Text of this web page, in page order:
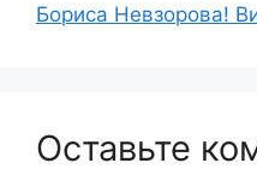
Бориса Невзорова!
Оставьте